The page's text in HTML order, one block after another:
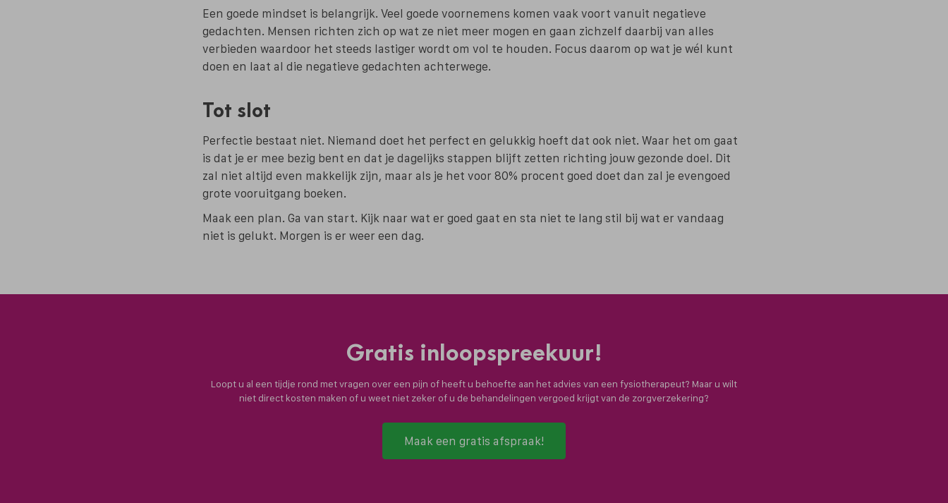
Een goede mindset is belangrijk. Veel goede voornemens komen vaak voort vanuit negatieve
gedachten. Mensen richten zich op wat ze niet meer mogen en gaan zichzelf daarbij van alles
verbieden waardoor het steeds lastiger wordt om vol te houden. Focus daarom op wat je wél kunt
doen en laat al die negatieve gedachten achterwege.
Tot slot
Perfectie bestaat niet. Niemand doet het perfect en gelukkig hoeft dat ook niet. Waar het om gaat
is dat je er mee bezig bent en dat je dagelijks stappen blijft zetten richting jouw gezonde doel. Dit
zal niet altijd even makkelijk zijn, maar als je het voor 80% procent goed doet dan zal je evengoed
grote vooruitgang boeken.
Maak een plan. Ga van start. Kijk naar wat er goed gaat en sta niet te lang stil bij wat er vandaag
niet is gelukt. Morgen is er weer een dag.
Gratis inloopspreekuur!
Loopt u al een tijdje rond met vragen over een pijn of heeft u behoefte aan het advies van een fysiotherapeut? Maar u wilt
niet direct kosten maken of u weet niet zeker of u de behandelingen vergoed krijgt van de zorgverzekering?
Maak een gratis afspraak!